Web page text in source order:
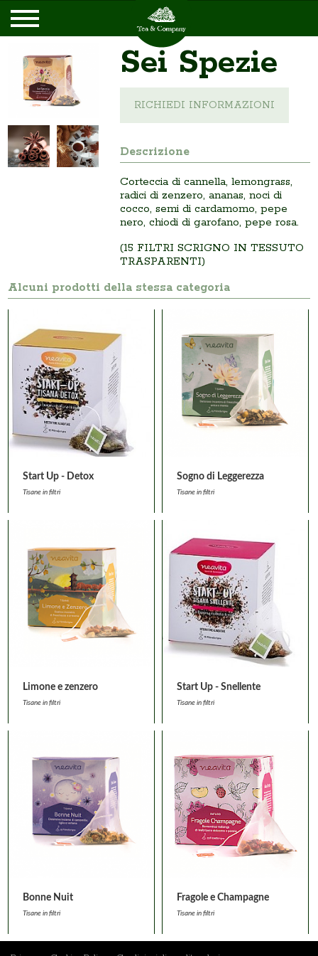
Sei Spezie
RICHIEDI INFORMAZIONI
Descrizione
Corteccia di cannella, lemongrass,
radici di zenzero, ananas, noci di
cocco, semi di cardamomo, pepe
nero, chiodi di garofano, pepe rosa.
(15 FILTRI SCRIGNO IN TESSUTO
TRASPARENTI)
Alcuni prodotti della stessa categoria
Start Up - Detox
Tisane in filtri
Sogno di Leggerezza
Tisane in filtri
Limone e zenzero
Tisane in filtri
Start Up - Snellente
Tisane in filtri
Bonne Nuit
Tisane in filtri
Fragole e Champagne
Tisane in filtri